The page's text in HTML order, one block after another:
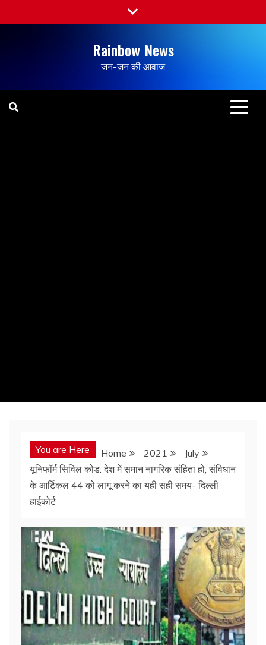
Rainbow News
जन-जन की आवाज
You are Here Home 2021
July
यूनिफॉर्म सिविल कोड: देश में समान नागरिक संहिता हो, संविधान
के आर्टिकल 44 को लागू करने का यही सही समय- दिल्ली
हाईकोर्ट